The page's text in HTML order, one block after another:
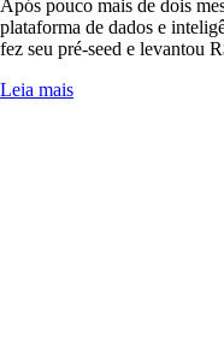
Após pouco mais de dois
plataforma de dados e
fez seu pré-seed e levantou
Leia mais